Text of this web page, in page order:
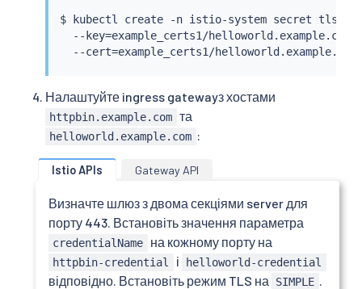
$ kubectl
create -n istio-system secret tls
  --key
=example_certs1/
  --cert
=
Налаштуйте ingress gatewayз хостами
httpbin.example.com та
helloworld.example.com :
Istio APIs Gateway API
Визначте шлюз з двома секціями server для
порту 443. Встановіть значення параметра
credentialName на кожному порту на
httpbin-credential і helloworld-credential
відповідно. Встановіть режим TLS на SIMPLE .